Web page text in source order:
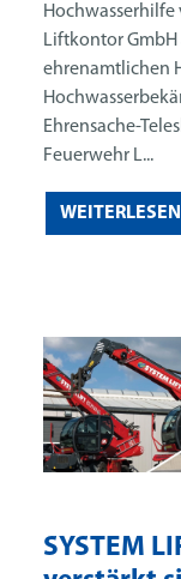
SYSTEM
Hochwasserhilfe
Liftkontor GmbH
ehrenamtlichen
Ehrensache-
Feuerwehr L...